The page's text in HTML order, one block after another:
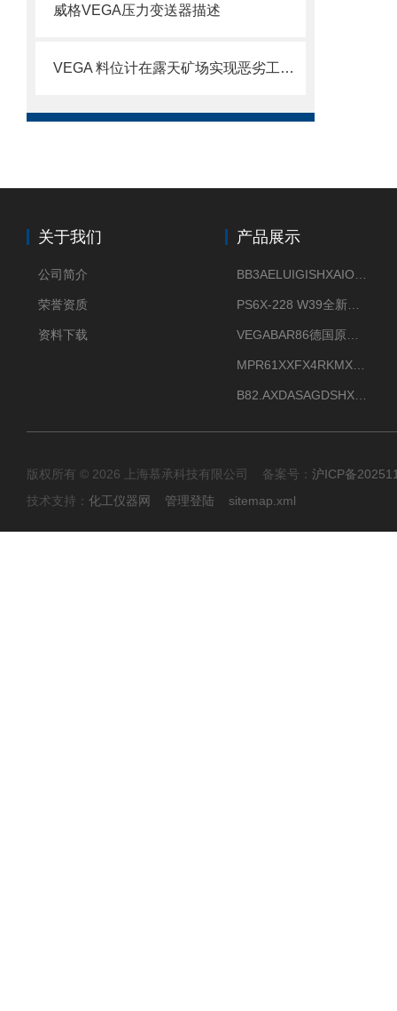
威格VEGA压力变送器描述
VEGA 料位计在露天矿场实现恶劣工况下的精准测量
关于我们
公司简介
荣誉资质
资料下载
产品展示
版权所有 © 2026 上海慕承科技有限公司 备案号： 沪ICP备
技术支持： 化工仪器网 管理登陆 sitemap.xml